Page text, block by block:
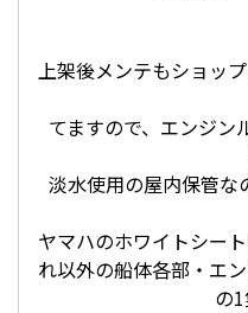
上架後メンテもショッ
てますので、エンジン
淡水使用の屋内保管な
ヤマハのホワイトシー
れ以外の船体各部・エ
の1